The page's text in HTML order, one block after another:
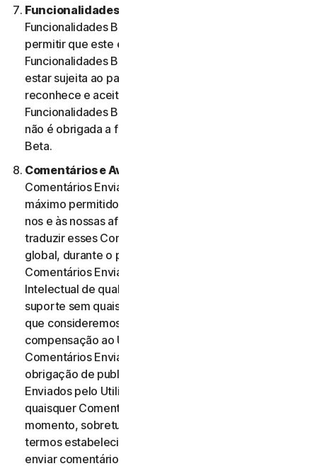
Funcionalidades Beta.
Funcionalidades Beta nos Serviços para o Utilizador e
permitir que este envie comentários. A utilização de
Funcionalidades Beta por parte do Utilizador pode
estar sujeita ao pagamento de taxas. O Utilizador
reconhece e aceita que a sua utilização de
Funcionalidades Beta é voluntária e a NortonLifeLock
não é obrigada a fornecer quaisquer Funcionalidades
Beta.
Comentários e Avaliações.
Comentários Enviados, o Utilizador, dentro do
máximo permitido pela legislação aplicável, autoriza-
nos e às nossas afiliadas a utilizar, reproduzir, copiar e
traduzir esses Comentários Enviados numa base
global, durante o prazo de proteção desses
Comentários Enviados por Direitos de Propriedade
Intelectual de qualquer forma e através de qualquer
suporte sem quaisquer restrições de qualquer forma
que consideremos adequada. Não será paga qualquer
compensação ao Utilizador relativa à utilização dos
Comentários Enviados. Não temos qualquer
obrigação de publicar ou utilizar os Comentários
Enviados pelo Utilizador e podemos remover
quaisquer Comentários Enviados a qualquer
momento, sobretudo se estes violarem quaisquer
termos estabelecidos no presente Contrato. Ao
enviar comentários, o Utilizador reconhece e garante